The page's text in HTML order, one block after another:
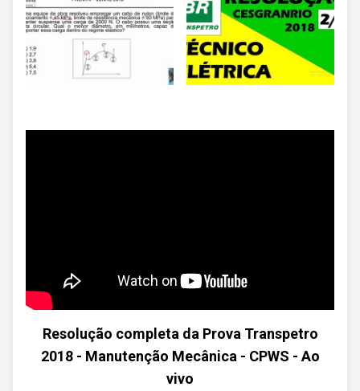
Resolução completa da Prova Transpetro
2018 - Manutenção Mecânica - CPWS - Ao
vivo